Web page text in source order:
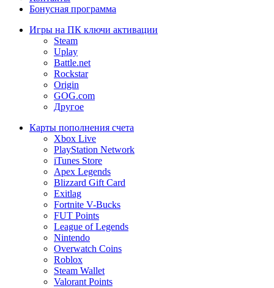
Бонусная программа
Игры на ПК ключи активации
Steam
Uplay
Battle.net
Rockstar
Origin
GOG.com
Другое
Карты пополнения счета
Xbox Live
PlayStation Network
iTunes Store
Apex Legends
Blizzard Gift Card
Exitlag
Fortnite V-Bucks
FUT Points
League of Legends
Nintendo
Overwatch Coins
Roblox
Steam Wallet
Valorant Points